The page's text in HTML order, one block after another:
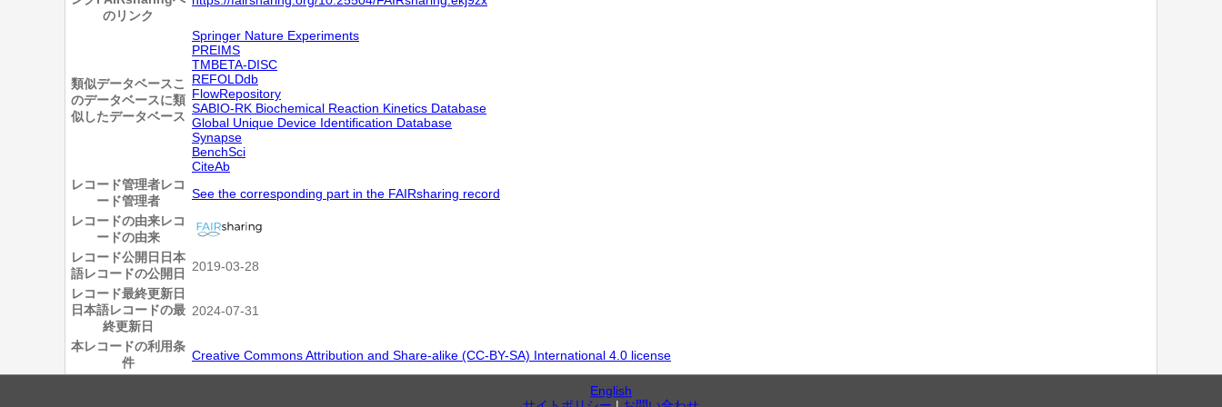
のリンク
類似データベースこ
のデータベースに類
似したデータベース
Springer Nature Experiments
PREIMS
TMBETA-DISC
REFOLDdb
FlowRepository
SABIO-RK Biochemical Reaction Kinetics Database
Global Unique Device Identification Database
Synapse
BenchSci
CiteAb
レコード管理者レコ
ード管理者
See the corresponding part in the FAIRsharing record
レコードの由来レコ
ードの由来
レコード公開日 日本
語レコードの公開日
2019-03-28
レコード最終更新日
日本語レコードの最
終更新日
2024-07-31
本レコードの利用条
件
Creative Commons Attribution and Share-alike (CC-BY-SA) International 4.0 license
English